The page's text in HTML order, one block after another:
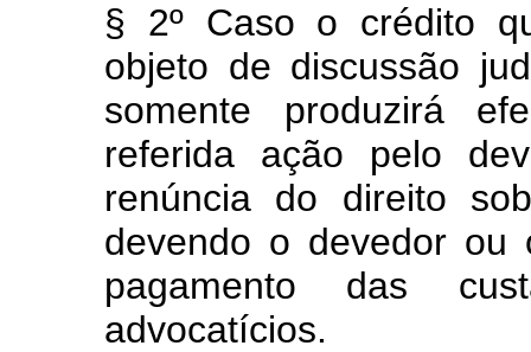
§ 2º Caso o crédito
objeto de discussão
somente produzirá
referida ação pelo
renúncia do direito
devendo o devedor ou
pagamento das
advocatícios.